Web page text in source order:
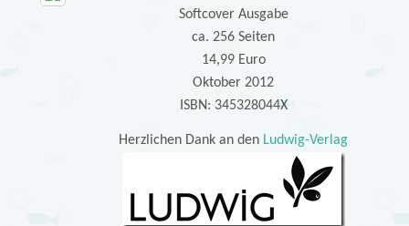
Softcover Ausgabe
ca. 256 Seiten
14,99 Euro
Oktober 2012
ISBN: 345328044X
Herzlichen Dank an den Ludwig-Verlag